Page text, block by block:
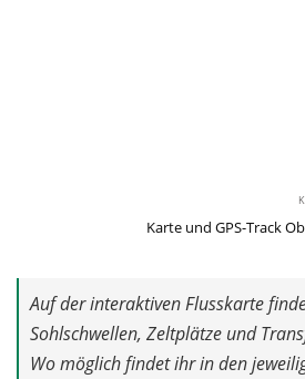
Karte und GPS-Track
Auf der interaktiven Flusskarte
Sohlschwellen, Zeltplätze und
Wo möglich findet ihr in den